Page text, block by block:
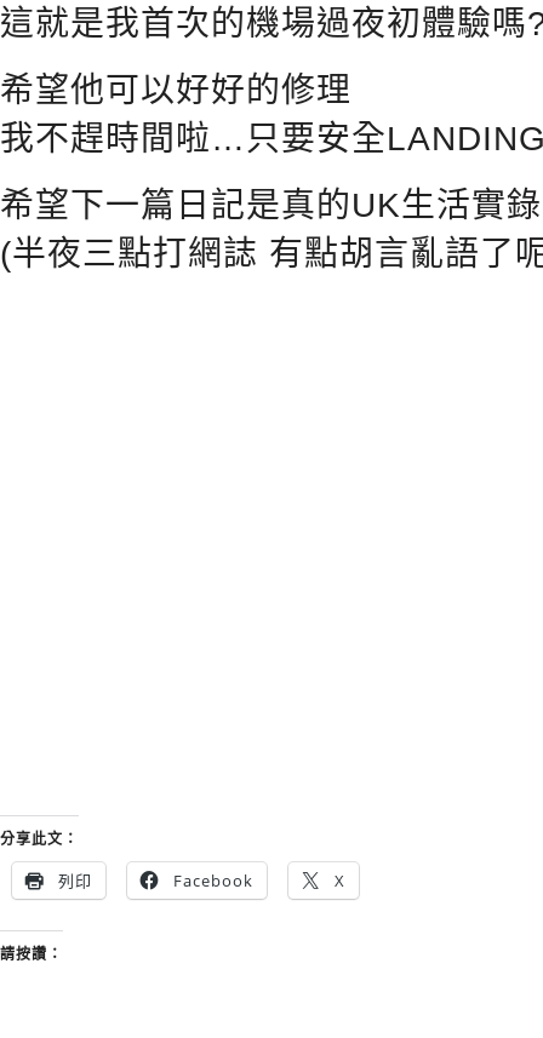
這就是我首次的機場過夜初體驗嗎
希望他可以好好的修理
我不趕時間啦…只要安全
希望下一篇日記是真的UK生活實
(半夜三點打網誌 有點胡言亂語了
分享此文：
列印 Facebook X
請按讚：